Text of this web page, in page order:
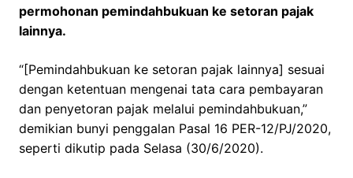
permohonan pemindahbukuan ke setoran pajak
lainnya.
“[Pemindahbukuan ke setoran pajak lainnya] sesuai
dengan ketentuan mengenai tata cara pembayaran
dan penyetoran pajak melalui pemindahbukuan,”
demikian bunyi penggalan Pasal 16 PER-12/PJ/2020,
seperti dikutip pada Selasa (30/6/2020).